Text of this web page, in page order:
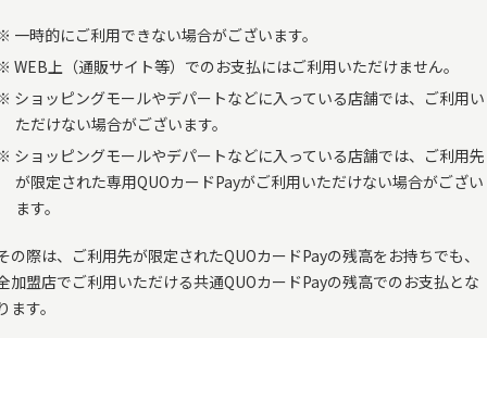
一時的にご利用できない場合がございます。
WEB上（通販サイト等）でのお支払にはご利用いただけません。
ショッピングモールやデパートなどに入っている店舗では、ご利用い
ただけない場合がございます。
ショッピングモールやデパートなどに入っている店舗では、ご利用先
が限定された専用QUOカードPayがご利用いただけない場合がござい
ます。
の際は、ご利用先が限定されたQUOカードPayの残高をお持ちでも、
加盟店でご利用いただける共通QUOカードPayの残高でのお支払とな
ます。